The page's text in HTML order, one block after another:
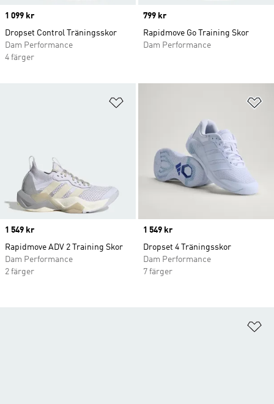
Price
1 099 kr
Dropset Control Träningsskor
Dam Performance
4 färger
Price
799 kr
Rapidmove Go Training Skor
Dam Performance
Price
1 549 kr
Rapidmove ADV 2 Training Skor
Dam Performance
2 färger
Price
1 549 kr
Dropset 4 Träningsskor
Dam Performance
7 färger